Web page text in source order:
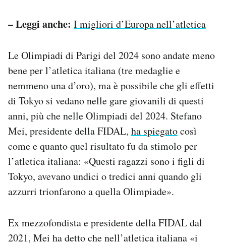
– Leggi anche: I migliori d’Europa nell’atletica
Le Olimpiadi di Parigi del 2024 sono andate meno
bene per l’atletica italiana (tre medaglie e
nemmeno una d’oro), ma è possibile che gli effetti
di Tokyo si vedano nelle gare giovanili di questi
anni, più che nelle Olimpiadi del 2024. Stefano
Mei, presidente della FIDAL, ha spiegatocosì
come e quanto quel risultato fu da stimolo per
l’atletica italiana: «Questi ragazzi sono i figli di
Tokyo, avevano undici o tredici anni quando gli
azzurri trionfarono a quella Olimpiade».
Ex mezzofondista e presidente della FIDAL dal
2021, Mei ha detto che nell’atletica italiana «i